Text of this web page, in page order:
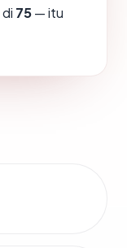
di 75— itu